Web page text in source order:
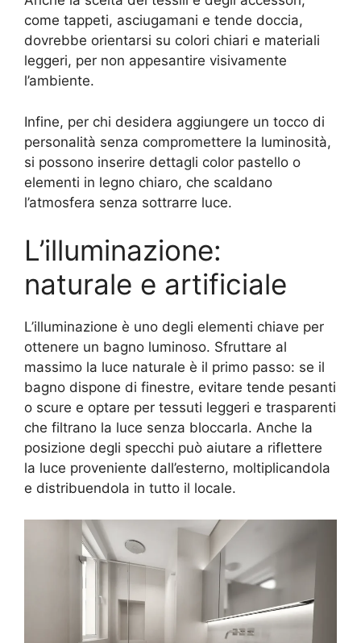
come tappeti, asciugamani e tende doccia,
dovrebbe orientarsi su colori chiari e materiali
leggeri, per non appesantire visivamente
l’ambiente.
Infine, per chi desidera aggiungere un tocco di
personalità senza compromettere la luminosità,
si possono inserire dettagli color pastello o
elementi in legno chiaro, che scaldano
l’atmosfera senza sottrarre luce.
L’illuminazione:
naturale e artificiale
L’illuminazione è uno degli elementi chiave per
ottenere un bagno luminoso. Sfruttare al
massimo la luce naturale è il primo passo: se il
bagno dispone di finestre, evitare tende pesanti
o scure e optare per tessuti leggeri e trasparenti
che filtrano la luce senza bloccarla. Anche la
posizione degli specchi può aiutare a riflettere
la luce proveniente dall’esterno, moltiplicandola
e distribuendola in tutto il locale.